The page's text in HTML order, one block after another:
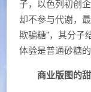
子，以色列初创
却不参与代谢，
欺骗糖"，其分子
体验是普通砂糖
商业版图的